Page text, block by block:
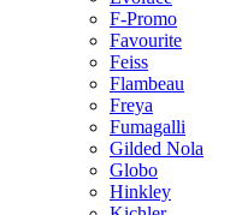
F-Promo
Favourite
Feiss
Flambeau
Freya
Fumagalli
Gilded Nola
Globo
Hinkley